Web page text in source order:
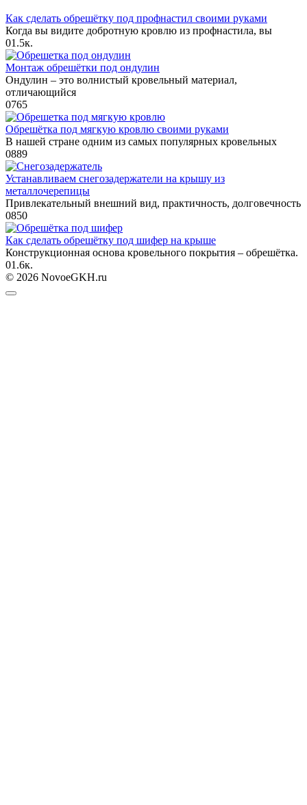
Как сделать обрешётку под профнастил своими руками
Когда вы видите добротную кровлю из профнастила, вы
01.5к.
Монтаж обрешётки под ондулин
Ондулин – это волнистый кровельный материал,
отличающийся
0765
Обрешётка под мягкую кровлю своими руками
В нашей стране одним из самых популярных кровельных
0889
Устанавливаем снегозадержатели на крышу из
металлочерепицы
Привлекательный внешний вид, практичность, долговечность
0850
Как сделать обрешётку под шифер на крыше
Конструкционная основа кровельного покрытия – обрешётка.
01.6к.
© 2026 NovoeGKH.ru